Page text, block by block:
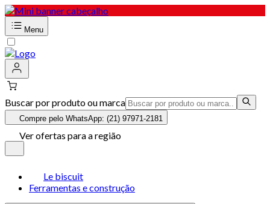
Menu
Buscar por produto ou marca
Compre pelo WhatsApp: (21) 97971-2181
Ver ofertas para a região
Le biscuit
Ferramentas e construção